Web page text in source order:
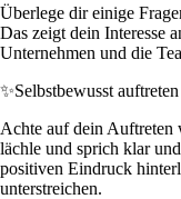
Überlege dir einige
Das zeigt dein Interesse
Unternehmen und die
✨Selbstbewusst auftreten
Achte auf dein Auftreten
lächle und sprich klar
positiven Eindruck
unterstreichen.